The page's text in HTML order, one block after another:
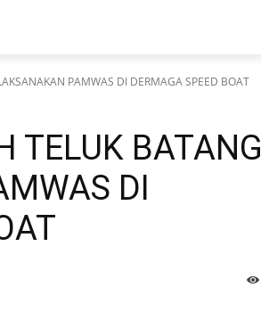
PAMWAS DI DERMAGA SPEED BOAT
TELUK BATANG
DI